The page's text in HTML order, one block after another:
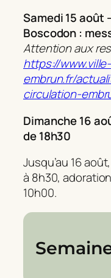
Samedi 15 août
Boscodon :
Attention aux
https://www.ville-
embrun.fr/
circulation-
Dimanche 16
de 18h30
Jusqu’au 16
à 8h30,
10h00.